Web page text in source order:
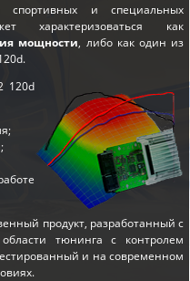
и специальных
характеризоваться как
мощности, либо как один из
.
120d
продукт, разработанный с
тюнинга с контролем
и на современном